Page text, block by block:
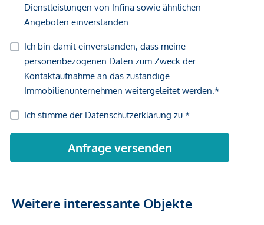
Weitere interessante Objekte